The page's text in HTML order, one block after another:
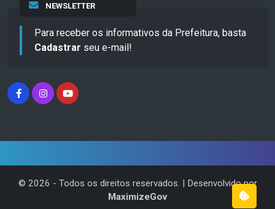
NEWSLETTER
Para receber os informativos da Prefeitura, basta
Cadastrar seu e-mail!
© 2026 - Todos os direitos reservados. | Desenvolvido por
MaximizeGov